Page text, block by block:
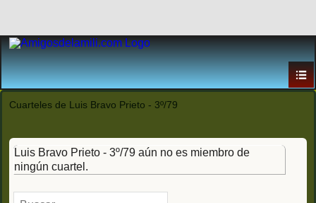
Cuarteles de Luis Bravo Prieto - 3º/79
Luis Bravo Prieto - 3º/79 aún no es miembro de
ningún cuartel.